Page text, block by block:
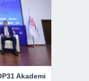
Akademi